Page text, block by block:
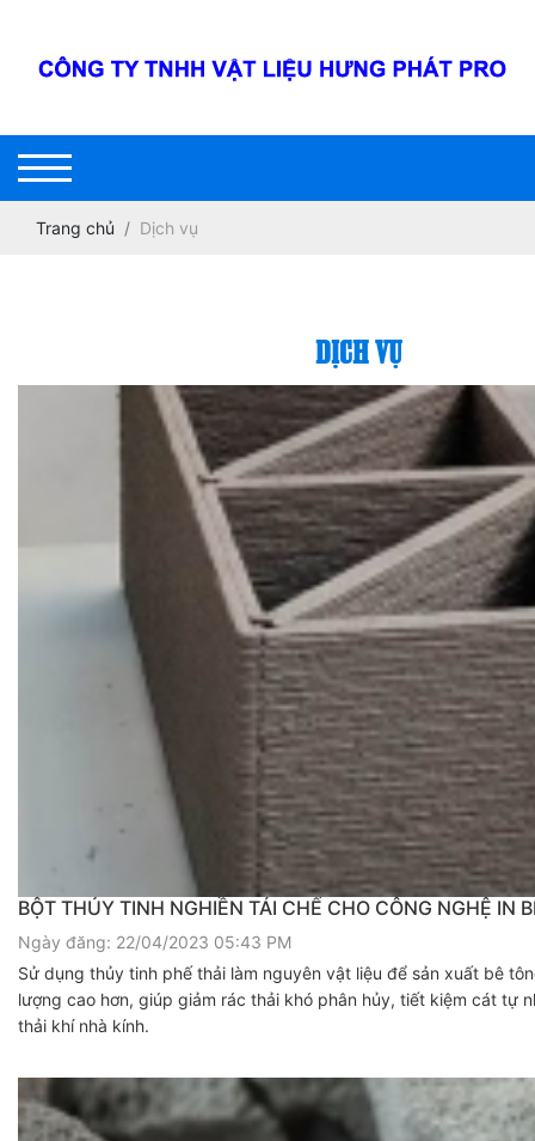
Trang chủ Dịch vụ
DỊCH VỤ
BỘT THỦY TINH NGHIỀN TÁI CHẾ CHO CÔNG NGHỆ IN
Ngày đăng: 22/04/2023 05:43 PM
Sử dụng thủy tinh phế thải làm nguyên vật liệu để sản xuất bê
lượng cao hơn, giúp giảm rác thải khó phân hủy, tiết kiệm cát tự
thải khí nhà kính.